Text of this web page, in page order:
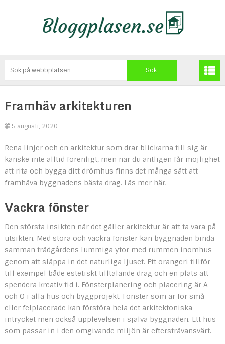
Framhäv arkitekturen
5 augusti, 2020
Rena linjer och en arkitektur som drar blickarna till sig är
kanske inte alltid förenligt, men när du äntligen får möjlighet
att rita och bygga ditt drömhus finns det många sätt att
framhäva byggnadens bästa drag. Läs mer här.
Vackra fönster
Den största insikten när det gäller arkitektur är att ta vara på
utsikten. Med stora och vackra fönster kan byggnaden binda
samman trädgårdens lummiga ytor med rummen inomhus
genom att släppa in det naturliga ljuset. Ett orangeri tillför
till exempel både estetiskt tilltalande drag och en plats att
spendera kreativ tid i. Fönsterplanering och placering är A
och O i alla hus och byggprojekt. Fönster som är för små
eller felplacerade kan förstöra hela det arkitektoniska
intrycket men också upplevelsen i själva byggnaden. Ett hus
som passar in i den omgivande miljön är eftersträvansvärt.